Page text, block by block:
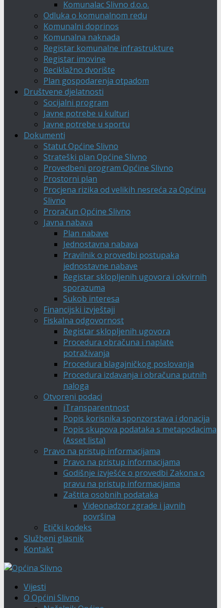
Komunalac Slivno d.o.o.
Odluka o komunalnom redu
Komunalni doprinos
Komunalna naknada
Registar komunalne infrastrukture
Registar imovine
Reciklažno dvorište
Plan gospodarenja otpadom
Društvene djelatnosti
Socijalni program
Javne potrebe u kulturi
Javne potrebe u sportu
Dokumenti
Statut Općine Slivno
Strateški plan Općine Slivno
Provedbeni program Općine Slivno
Prostorni plan
Procjena rizika od velikih nesreća za Općinu
Slivno
Proračun Općine Slivno
Javna nabava
Plan nabave
Jednostavna nabava
Pravilnik o provedbi postupaka
jednostavne nabave
Registar sklopljenih ugovora i okvirnih
sporazuma
Sukob interesa
Financijski izvještaji
Fiskalna odgovornost
Registar sklopljenih ugovora
Procedura obračuna i naplate
potraživanja
Procedura blagajničkog poslovanja
Procedura izdavanja i obračuna putnih
naloga
Otvoreni podaci
iTransparentnost
Popis korisnika sponzorstava i donacija
Popis skupova podataka s metapodacima
(Asset lista)
Pravo na pristup informacijama
Pravo na pristup informacijama
Godišnje izvješće o provedbi Zakona o
pravu na pristup informacijama
Zaštita osobnih podataka
Videonadzor zgrade i javnih
površina
Etički kodeks
Službeni glasnik
Kontakt
Vijesti
O Općini Slivno